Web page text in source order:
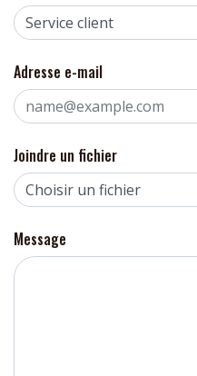
Adresse e-mail
Joindre un fichier
Choisir un fichier
Message